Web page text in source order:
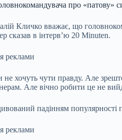
про «патову»
Кличко вважає, що
сказав в інтерв’ю 20 Minuten.
реклами
не хочуть чути правду. Але
Але вічно робити це не
падінням популярності
реклами